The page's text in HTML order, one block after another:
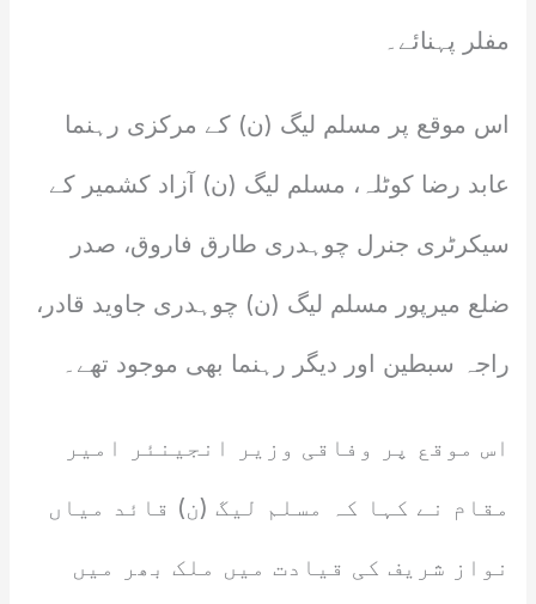
مفلر پہنائے۔
اس موقع پر مسلم لیگ (ن) کے مرکزی رہنما
عابد رضا کوٹلہ، مسلم لیگ (ن) آزاد کشمیر کے
سیکرٹری جنرل چوہدری طارق فاروق، صدر
ضلع میرپور مسلم لیگ (ن) چوہدری جاوید قادر،
راجہ سبطین اور دیگر رہنما بھی موجود تھے۔
اس موقع پر وفاقی وزیر انجینئر امیر
مقام نے کہا کہ مسلم لیگ (ن) قائد میاں
نواز شریف کی قیادت میں ملک بھر میں